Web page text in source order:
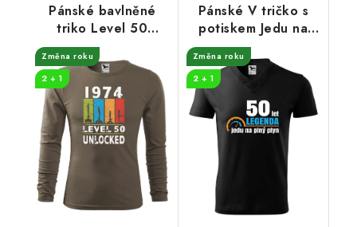
Pánské bavlněné
triko Level 50
unlocked
Změna roku
2 + 1
Pánské V tričko s
potiskem Jedu na
plný plyn
Změna roku
2 + 1